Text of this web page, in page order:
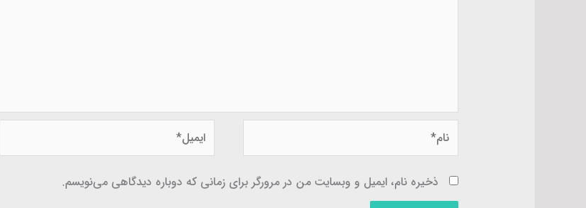
نام* ایمیل*
ذخیره نام، ایمیل و وبسایت من در مرورگر برای زمانی که دوباره دیدگاهی می‌نویسم.